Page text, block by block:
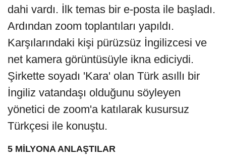
dahi vardı. İlk temas bir e-posta ile başladı.
Ardından zoom toplantıları yapıldı.
Karşılarındaki kişi pürüzsüz İngilizcesi ve
net kamera görüntüsüyle ikna ediciydi.
Şirkette soyadı 'Kara' olan Türk asıllı bir
İngiliz vatandaşı olduğunu söyleyen
yönetici de zoom'a katılarak kusursuz
Türkçesi ile konuştu.
5 MİLYONA ANLAŞTILAR